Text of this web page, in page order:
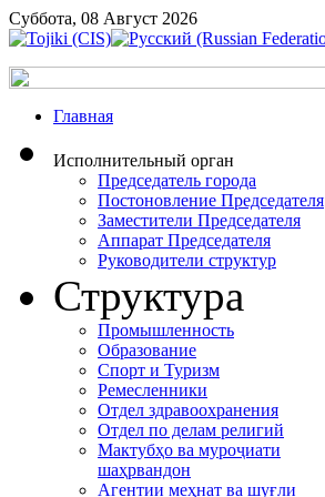
Суббота, 08 Август 2026
Главная
Исполнительный орган
Председатель города
Постоновление Председателя
Заместители Председателя
Аппарат Председателя
Руководители структур
Структура
Промышленность
Образование
Спорт и Туризм
Ремесленники
Отдел здравоохранения
Отдел по делам религий
Мактубҳо ва муроҷиати
шаҳрвандон
Агентии меҳнат ва шуғли